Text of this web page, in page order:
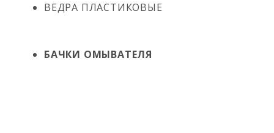
ВЕДРА ПЛАСТИКОВЫЕ
БАЧКИ ОМЫВАТЕЛЯ